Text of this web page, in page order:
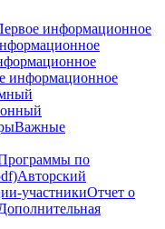
информационное
информационное
Важные
по
Авторский
участникиОтчет о